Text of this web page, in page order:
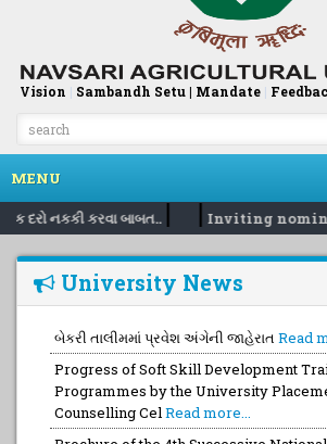
Vision | Sambandh Setu | Mandate|
MENU
દરો નકકી કરવા બાબત..| | Inviting
University News
બેકરી તાલીમમાં પ્રવેશ અંગેની જાહેરાત Read
Progress of Soft Skill Development
Programmes by the University
Counselling CelRead more...